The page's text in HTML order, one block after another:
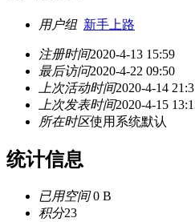
用户组 新手上路
注册时间2020-4-13 15:59
最后访问2020-4-22 09:50
上次活动时间2020-4-14
上次发表时间2020-4-15
所在时区使用系统默认
统计信息
已用空间0 B
积分23